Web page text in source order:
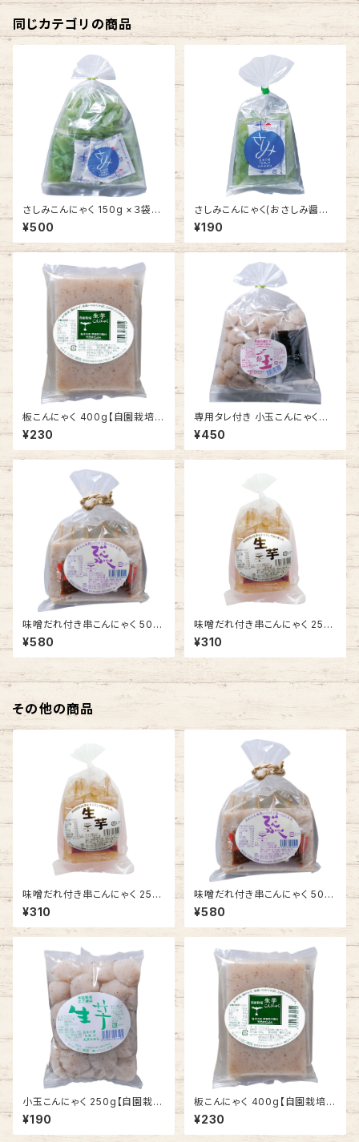
同じカテゴリの商品
さしみこんにゃく 150g ×３袋
(おさしみ醤油＆酢みそ付き)
【自園栽培 生芋こんにゃく】
¥500
さしみこんにゃく(おさしみ醤油
付き) 150g【自園栽培 生芋こ
んにゃく】
¥190
板こんにゃく 400g【自園栽培
生芋こんにゃく】
¥230
専用タレ付き 小玉こんにゃくセッ
ト 250g×2【自園栽培 生芋こ
んにゃく 三分玉】
¥450
味噌だれ付き串こんにゃく 500
g(250g × 2袋)【自園栽培 生
芋こんにゃく】
¥580
味噌だれ付き串こんにゃく 250
g【自園栽培 生芋こんにゃく】
¥310
その他の商品
味噌だれ付き串こんにゃく 250
g【自園栽培 生芋こんにゃく】
¥310
味噌だれ付き串こんにゃく 500
g(250g × 2袋)【自園栽培 生
芋こんにゃく】
¥580
小玉こんにゃく 250g【自園栽
培 生芋こんにゃく】
¥190
板こんにゃく 400g【自園栽培
生芋こんにゃく】
¥230